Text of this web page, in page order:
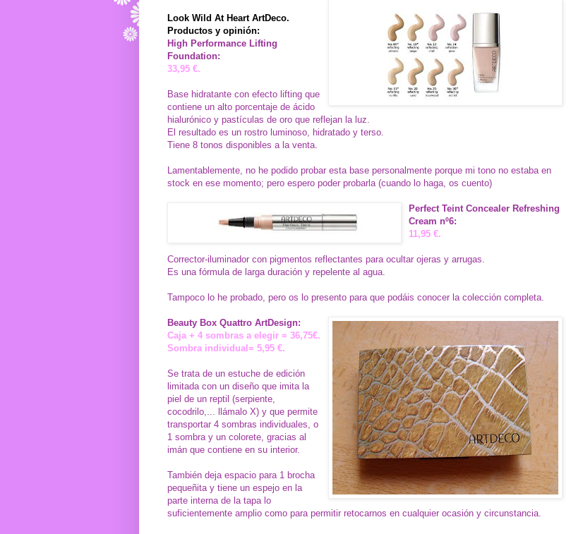
Look Wild At Heart ArtDeco.
Productos y opinión:
High Performance Lifting
Foundation:
33,95 €.
Base hidratante con efecto lifting que
contiene un alto porcentaje de ácido
hialurónico y pastículas de oro que reflejan la luz.
El resultado es un rostro luminoso, hidratado y terso.
Tiene 8 tonos disponibles a la venta.
Lamentablemente, no he podido probar esta base personalmente porque mi tono no estaba en
stock en ese momento; pero espero poder probarla (cuando lo haga, os cuento)
Perfect Teint Concealer Refreshing
Cream nº6:
11,95 €.
Corrector-iluminador con pigmentos reflectantes para ocultar ojeras y arrugas.
Es una fórmula de larga duración y repelente al agua.
Tampoco lo he probado, pero os lo presento para que podáis conocer la colección completa.
Beauty Box Quattro ArtDesign:
Caja + 4 sombras a elegir = 36,75€.
Sombra individual= 5,95 €.
Se trata de un estuche de edición
limitada con un diseño que imita la
piel de un reptil (serpiente,
cocodrilo,... llámalo X) y que permite
transportar 4 sombras individuales, o
1 sombra y un colorete, gracias al
imán que contiene en su interior.
También deja espacio para 1 brocha
pequeñita y tiene un espejo en la
parte interna de la tapa lo
suficientemente amplio como para permitir retocarnos en cualquier ocasión y circunstancia.